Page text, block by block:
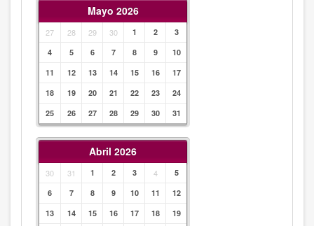
Mayo 2026
27 28 29 30 1 2
3
4
5 6 7 8 9
10
11
12 13 14 15 16
17
18
19 20 21 22 23
24
25
26 27 28 29 30 31
Abril 2026
30 31 1 2 3 4
5
6
7 8 9 10 11
12
13
14 15 16 17 18
19